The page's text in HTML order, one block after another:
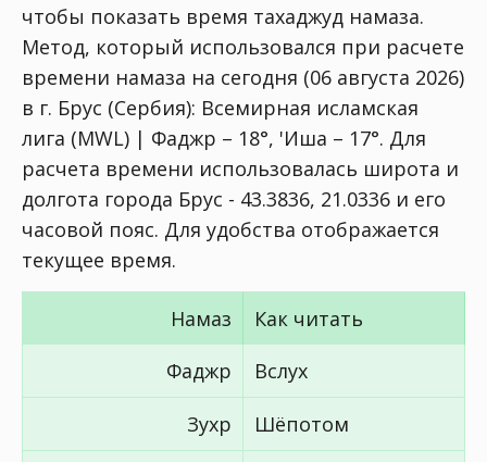
чтобы показать время тахаджуд намаза.
Метод, который использовался при расчете
времени намаза на сегодня (06 августа 2026)
в г. Брус (Сербия): Всемирная исламская
лига (MWL) | Фаджр – 18°, 'Иша – 17°. Для
расчета времени использовалась широта и
долгота города Брус - 43.3836, 21.0336 и его
часовой пояс. Для удобства отображается
текущее время.
Намаз
Как читать
Фаджр
Вслух
Зухр Шёпотом